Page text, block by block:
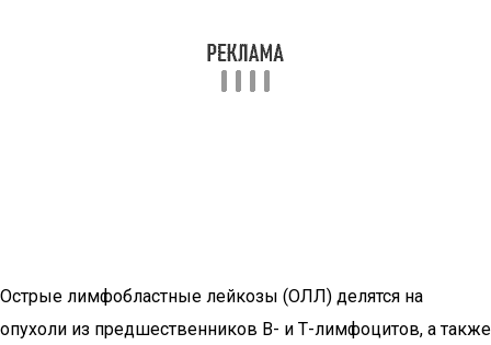
Острые лимфобластные лейкозы (ОЛЛ) делятся на
опухоли из предшественников В- и Т-лимфоцитов, а также